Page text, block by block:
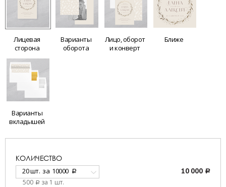
Лицевая
сторона
Варианты
оборота
Лицо, оборот
и конверт
Ближе
Варианты
вкладышей
КОЛИЧЕСТВО
20 шт. за 10000 a
500 a за 1 шт.
10 000 a